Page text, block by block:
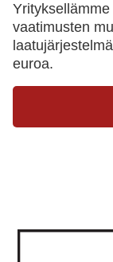
vaatimusten
euroa.